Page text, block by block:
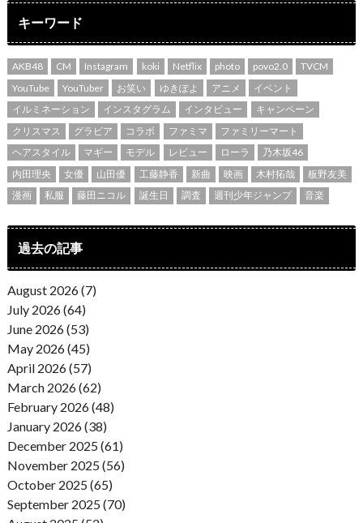
キーワード
AKB48 CM Instagram koki Netflix photo povo2.0
TVCM
YouTube
YouTuber お笑い ゆきぽよ アニメ
イベント
イルミネーション
インスタグラム インタビュー
キャンペーン
クリスマス
グラビア コラボ ファミマ
ファミリーマート
ヘアスタイル
マギー モデル レビュー ローラ
乃木坂46
内田理央
女優 山田優 工藤静香 新曲 映画 木村拓哉
板野友美
漫画
私服 藤田ニコル 誕生日 調査 週刊少年ジャンプ 音楽
過去の記事
August 2026 (7)
July 2026 (64)
June 2026 (53)
May 2026 (45)
April 2026 (57)
March 2026 (62)
February 2026 (48)
January 2026 (38)
December 2025 (61)
November 2025 (56)
October 2025 (65)
September 2025 (70)